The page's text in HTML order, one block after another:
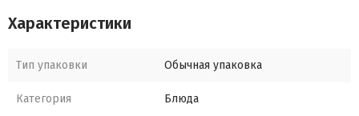
Характеристики
Тип упаковки Обычная упаковка
Категория Блюда